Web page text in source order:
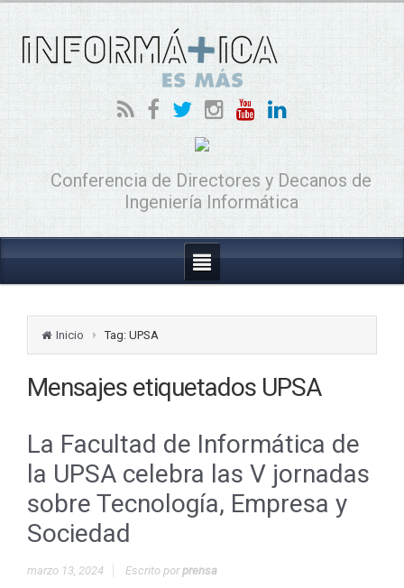
Conferencia de Directores y Decanos de
Ingeniería Informática
Inicio Tag: UPSA
Mensajes etiquetados UPSA
La Facultad de Informática de
la UPSA celebra las V jornadas
sobre Tecnología, Empresa y
Sociedad
marzo 13, 2024 Escrito porprensa